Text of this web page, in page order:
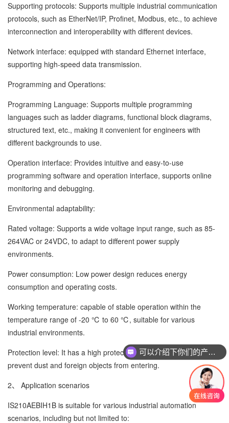
Supporting protocols: Supports multiple industrial communication
protocols, such as EtherNet/IP, Profinet, Modbus, etc., to achieve
interconnection and interoperability with different devices.
Network interface: equipped with standard Ethernet interface,
supporting high-speed data transmission.
Programming and Operations:
Programming Language: Supports multiple programming
languages such as ladder diagrams, functional block diagrams,
structured text, etc., making it convenient for engineers with
different backgrounds to use.
Operation interface: Provides intuitive and easy-to-use
programming software and operation interface, supports online
monitoring and debugging.
Environmental adaptability:
Rated voltage: Supports a wide voltage input range, such as 85-
264VAC or 24VDC, to adapt to different power supply
environments.
Power consumption: Low power design reduces energy
consumption and operating costs.
Working temperature: capable of stable operation within the
temperature range of -20 ℃ to 60 ℃, suitable for various
industrial environments.
Protection level: It has a high protection level, such as IP20, to
prevent dust and foreign objects from entering.
2、 Application scenarios
IS210AEBIH1B is suitable for various industrial automation
scenarios, including but not limited to:
你们是怎么收费的呢